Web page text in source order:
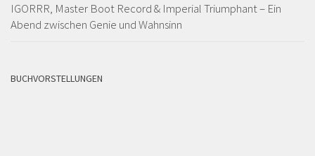
IGORRR, Master Boot Record & Imperial Triumphant – Ein
Abend zwischen Genie und Wahnsinn
BUCHVORSTELLUNGEN